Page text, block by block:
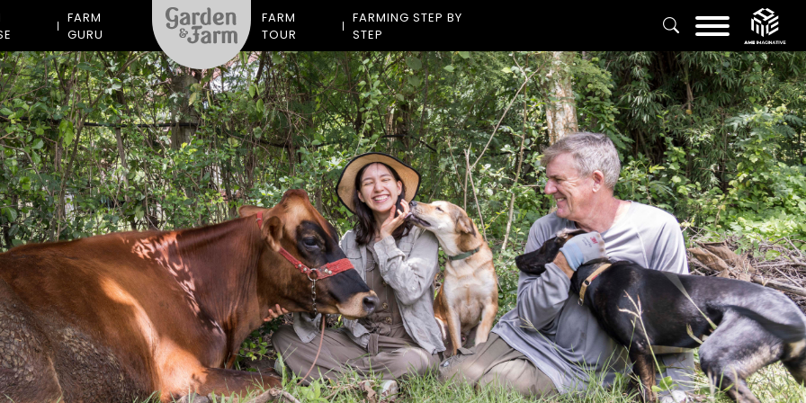
FARM
GURU
FARM
TOUR
FARMING STEP BY
STEP